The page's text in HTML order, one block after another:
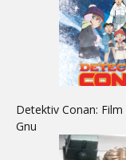
Detektiv Conan:
Gnu